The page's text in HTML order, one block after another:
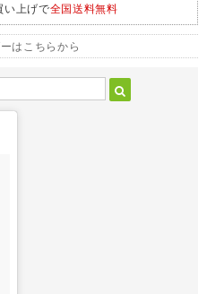
い上げで全国送料無料
はこちらから